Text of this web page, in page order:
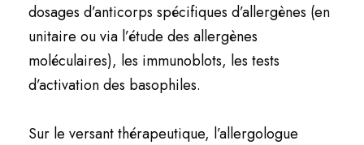
dosages d’anticorps spécifiques d’allergènes (en
unitaire ou via l’étude des allergènes
moléculaires), les immunoblots, les tests
d’activation des basophiles.
Sur le versant thérapeutique, l’allergologue